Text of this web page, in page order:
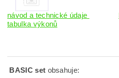
návod a technické údaje
tabulka výkonů
BASIC set obsahuje: